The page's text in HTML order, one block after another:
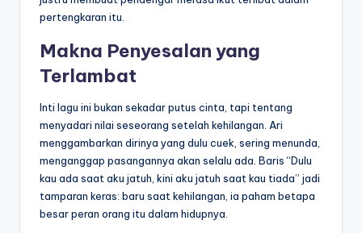
pertengkaran itu.
Makna Penyesalan yang
Terlambat
Inti lagu ini bukan sekadar putus cinta, tapi tentang
menyadari nilai seseorang setelah kehilangan. Ari
menggambarkan dirinya yang dulu cuek, sering menunda,
menganggap pasangannya akan selalu ada. Baris “Dulu
kau ada saat aku jatuh, kini aku jatuh saat kau tiada” jadi
tamparan keras: baru saat kehilangan, ia paham betapa
besar peran orang itu dalam hidupnya.